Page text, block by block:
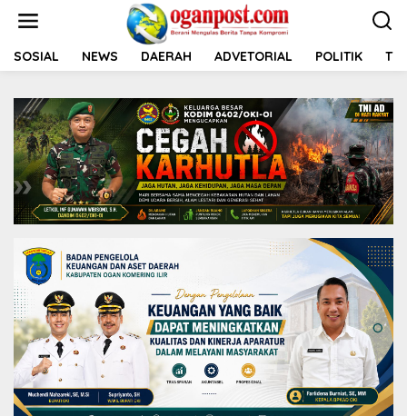
t
SOSIAL NEWS DAERAH ADVETORIAL POLITIK